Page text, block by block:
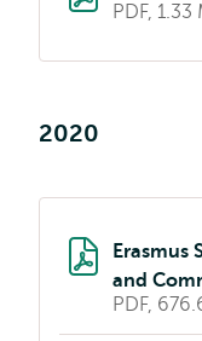
PDF, 1.33
2020
Erasmus
and
PDF,